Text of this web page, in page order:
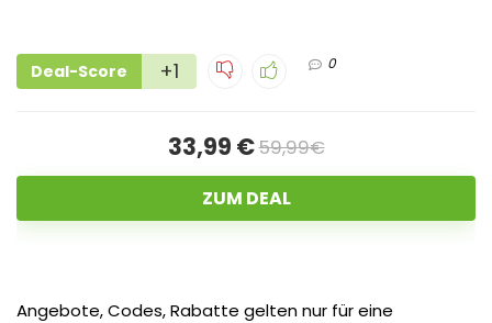
Deal-Score +1 0
33,99 €59,99€
ZUM DEAL
Angebote, Codes, Rabatte gelten nur für eine